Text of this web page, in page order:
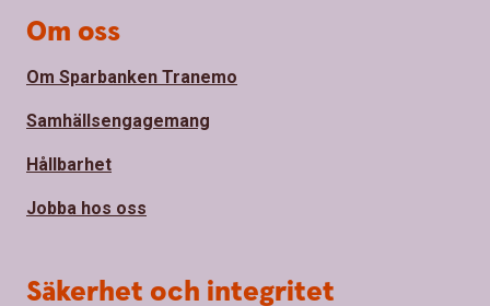
Om oss
Om Sparbanken Tranemo
Samhällsengagemang
Hållbarhet
Jobba hos oss
Säkerhet och integritet